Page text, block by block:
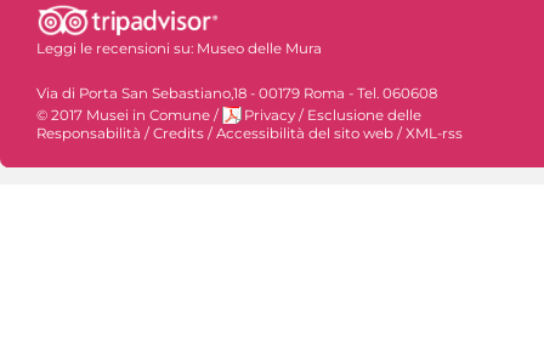
Leggi le recensioni su: Museo delle Mura
Via di Porta San Sebastiano,18 - 00179 Roma - Tel. 060608
© 2017 Musei in Comune / Privacy / Esclusione delle
Responsabilità / Credits / Accessibilità del sito web / XML-rss